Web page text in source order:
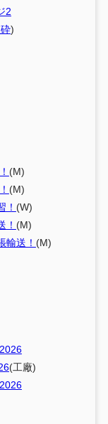
2
)
(M)
(M)
！ (W)
！ (M)
輸送！ (M)
(工廠)